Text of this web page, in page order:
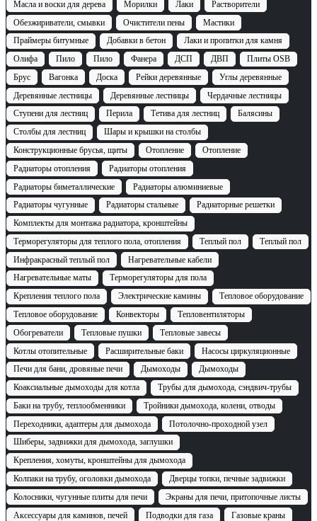
Масла и воски для дерева
Морилки Лаки
Растворители
Обезжириватели, смывки
Очистители пены
Мастики
Праймеры битумные
Добавки в бетон
Лаки и пропитки для камня
Олифа
Пило Пило Фанера ДСП ДВП
Плиты OSB
Брус
Вагонка Доска Рейки деревянные
Углы деревянные
Деревянные лестницы
Деревянные лестницы
Чердачные лестницы
Ступени для лестниц
Перила Тетива для лестниц
Балясины
Столбы для лестниц
Шары и крышки на столбы
Конструкционные брусья, щиты
Отопление
Отопление
Радиаторы отопления
Радиаторы отопления
Радиаторы биметаллические
Радиаторы алюминиевые
Радиаторы чугунные
Радиаторы стальные
Радиаторные решетки
Комплекты для монтажа радиатора, кронштейны
Терморегуляторы для теплого пола, отопления
Теплый пол
Теплый пол
Инфракрасный теплый пол
Нагревательные кабели
Нагревательные маты
Терморегуляторы для пола
Крепления теплого пола
Электрические камины
Тепловое оборудование
Тепловое оборудование
Конвекторы
Тепловентиляторы
Обогреватели
Тепловые пушки
Тепловые завесы
Котлы отопительные
Расширительные баки
Насосы циркуляционные
Печи для бани, дровяные печи
Дымоходы
Дымоходы
Коаксиальные дымоходы для котла
Трубы для дымохода, сэндвич-трубы
Баки на трубу, теплообменники
Тройники дымохода, колени, отводы
Переходники, адаптеры для дымохода
Потолочно-проходной узел
Шиберы, задвижки для дымохода, заглушки
Крепления, хомуты, кронштейны для дымохода
Колпаки на трубу, оголовки дымохода
Дверцы топки, печные задвижки
Колосники, чугунные плиты для печи
Экраны для печи, притопочные листы
Аксессуары для каминов, печей
Подводки для газа
Газовые краны